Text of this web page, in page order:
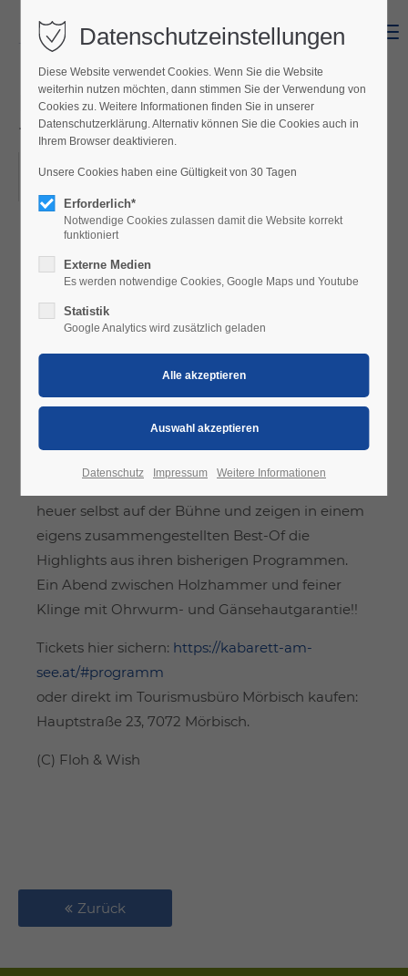
Menu
Kabarett am See - Flo & Wisch
- "Humorwürmer"
Flo & Wisch -
Humorwürmer
🏛️ Altes Kino, Rusterstraße 11 7072 Mörbisch
Infos zum Kabarett:
heuer selbst auf der Bühne und zeigen in einem
eigens zusammengestellten Best-Of die
Highlights aus ihren bisherigen Programmen.
Ein Abend zwischen Holzhammer und feiner
Klinge mit Ohrwurm- und Gänsehautgarantie!!
Tickets hier sichern: https://kabarett-am-
see.at/#programm
oder direkt im Tourismusbüro Mörbisch kaufen:
Hauptstraße 23, 7072 Mörbisch.
(C) Floh & Wish
Zurück
Datenschutzeinstellungen
Diese Website verwendet Cookies. Wenn Sie die Website
weiterhin nutzen möchten, dann stimmen Sie der Verwendung von
Cookies zu. Weitere Informationen finden Sie in unserer
Datenschutzerklärung. Alternativ können Sie die Cookies auch in
Ihrem Browser deaktivieren.
Unsere Cookies haben eine Gültigkeit von 30 Tagen
Erforderlich*
Notwendige Cookies zulassen damit die Website korrekt
funktioniert
Externe Medien
Es werden notwendige Cookies, Google Maps und Youtube
Statistik
Google Analytics wird zusätzlich geladen
Datenschutz Impressum Weitere Informationen